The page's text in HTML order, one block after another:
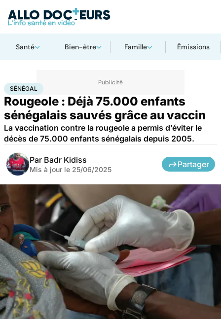
Santé Bien-être Famille Émissions
AccueilSanté Sénégal
SÉNÉGAL
Rougeole : Déjà 75.000 enfants
sénégalais sauvés grâce au vaccin
La vaccination contre la rougeole a permis d’éviter le
décès de 75.000 enfants sénégalais depuis 2005.
Par Badr Kidiss
Mis à jour le 25/06/2025
Partager